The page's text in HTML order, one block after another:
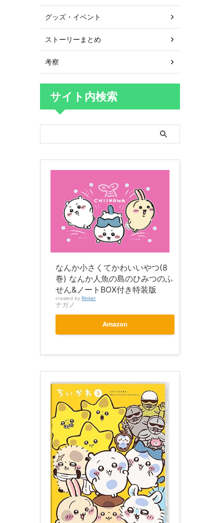
グッズ・イベント
ストーリーまとめ
考察
サイト内検索
なんか小さくてかわいいやつ(8
巻) なんか人魚の島のひみつのふ
せん&ノートBOX付き特装版
created by Rinker
ナガノ
Amazon